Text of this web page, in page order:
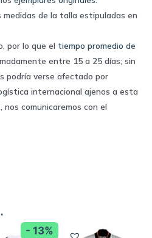
medidas de la talla estipuladas en
por lo que el tiempo promedio de
entre 15 a 25 días; sin
podría verse afectado por
internacional ajenos a esta
nos comunicaremos con el
- 13%